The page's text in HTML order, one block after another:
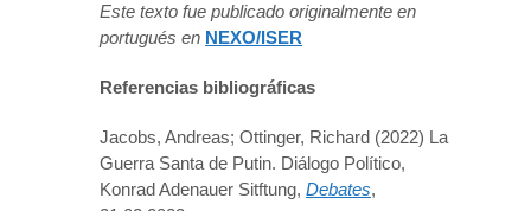
Este texto fue publicado originalmente en
portugués en NEXO/ISER
Referencias bibliográficas
Jacobs, Andreas; Ottinger, Richard (2022) La
Guerra Santa de Putin. Diálogo Político,
Konrad Adenauer Sitftung, Debates,